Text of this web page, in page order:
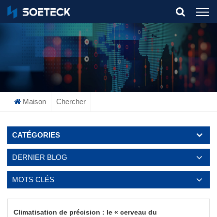
What Are You Looking For?
Maison Chercher
CATÉGORIES
DERNIER BLOG
MOTS CLÉS
Climatisation de précision : le « cerveau du